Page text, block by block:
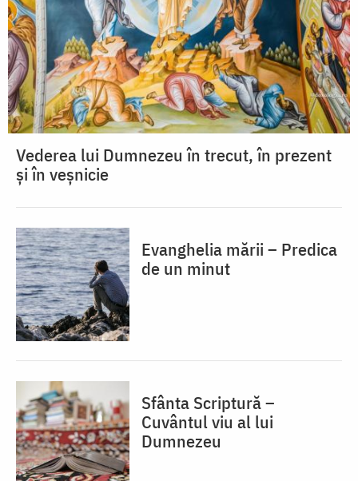
Vederea lui Dumnezeu în trecut, în prezent
și în veșnicie
Evanghelia mării – Predica
de un minut
Sfânta Scriptură –
Cuvântul viu al lui
Dumnezeu